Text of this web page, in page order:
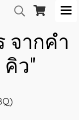
F RESHER
จากคำ
ว"